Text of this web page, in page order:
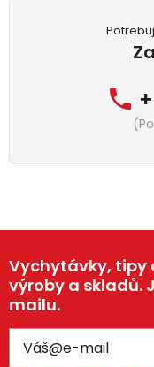
Vychytávky, tipy
výroby a skladů.
mailu.